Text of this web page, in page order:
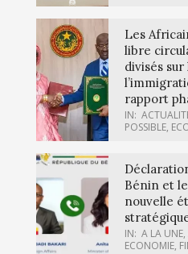
Les
libre
divisés
rapport
IN:
POSSIBLE,
Bénin et
nouvelle
IN: A LA UNE,
ECONOMIE,